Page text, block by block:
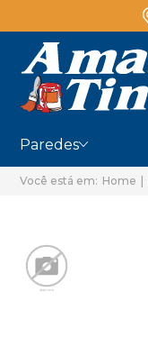
Paredes
Home